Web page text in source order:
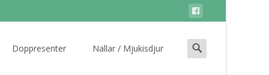
Doppresenter Nallar / Mjukisdjur
Search
for: